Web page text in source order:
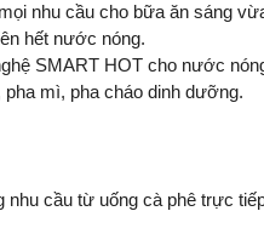
nhu cầu cho bữa ăn sáng
hết nước nóng.​
SMART HOT cho nước
mì, pha cháo dinh dưỡng.
cầu từ uống cà phê trực